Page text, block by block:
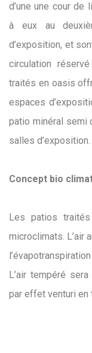
d’une une cour de
à eux au
d’exposition, et
circulation
traités en oasis
espaces
patio minéral semi
salles d’exposition.
Concept bio
Les patios
microclimats. L’air
L’air tempéré
par effet venturi en